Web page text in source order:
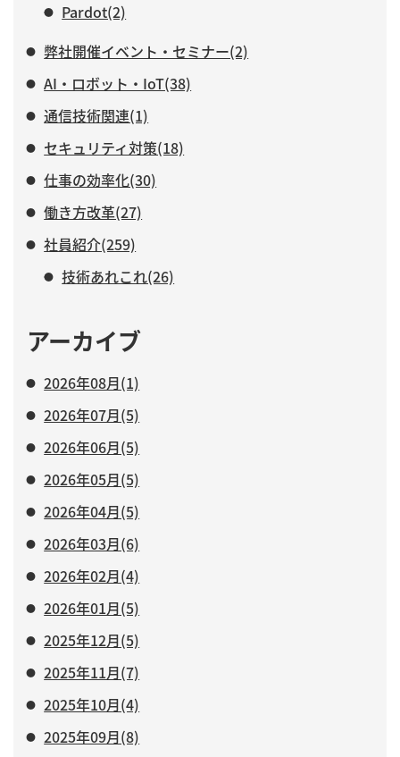
Pardot(2)
弊社開催イベント・セミナー(2)
AI・ロボット・IoT(38)
通信技術関連(1)
セキュリティ対策(18)
仕事の効率化(30)
働き方改革(27)
社員紹介(259)
技術あれこれ(26)
アーカイブ
2026年08月(1)
2026年07月(5)
2026年06月(5)
2026年05月(5)
2026年04月(5)
2026年03月(6)
2026年02月(4)
2026年01月(5)
2025年12月(5)
2025年11月(7)
2025年10月(4)
2025年09月(8)